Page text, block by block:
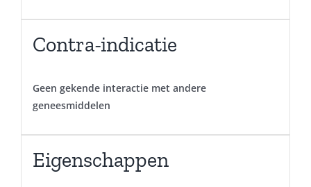
Contra-indicatie
Geen gekende interactie met andere
geneesmiddelen
Eigenschappen